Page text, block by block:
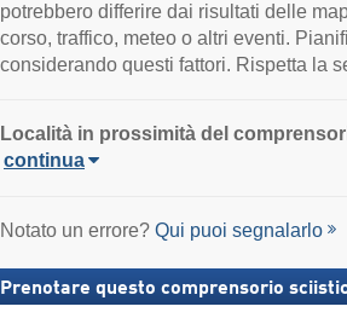
potrebbero differire dai risultati delle
corso, traffico, meteo o altri eventi.
considerando questi fattori. Rispetta la
Località in prossimità del
continua
Notato un errore? Qui puoi segnalarlo
Prenotare questo comprensorio